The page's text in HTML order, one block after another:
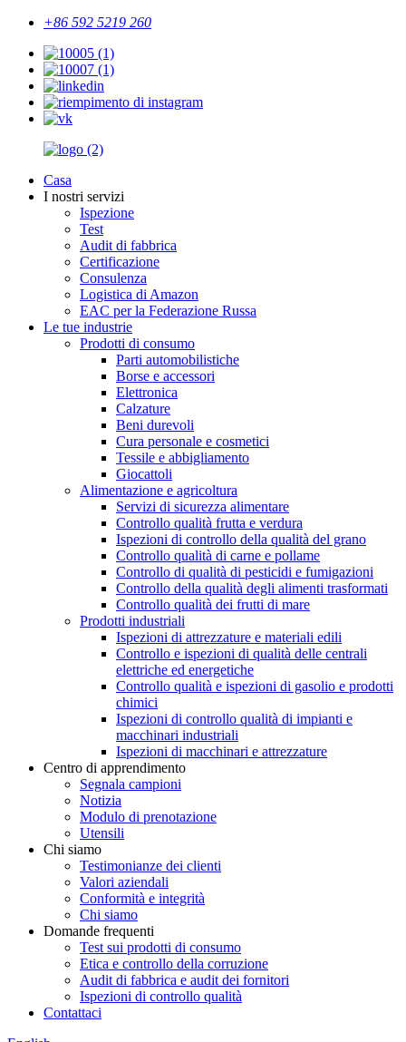
+86 592 5219 260
Casa
I nostri servizi
Ispezione
Test
Audit di fabbrica
Certificazione
Consulenza
Logistica di Amazon
EAC per la Federazione Russa
Le tue industrie
Prodotti di consumo
Parti automobilistiche
Borse e accessori
Elettronica
Calzature
Beni durevoli
Cura personale e cosmetici
Tessile e abbigliamento
Giocattoli
Alimentazione e agricoltura
Servizi di sicurezza alimentare
Controllo qualità frutta e verdura
Ispezioni di controllo della qualità del grano
Controllo qualità di carne e pollame
Controllo di qualità di pesticidi e fumigazioni
Controllo della qualità degli alimenti trasformati
Controllo qualità dei frutti di mare
Prodotti industriali
Ispezioni di attrezzature e materiali edili
Controllo e ispezioni di qualità delle centrali
elettriche ed energetiche
Controllo qualità e ispezioni di gasolio e prodotti
chimici
Ispezioni di controllo qualità di impianti e
macchinari industriali
Ispezioni di macchinari e attrezzature
Centro di apprendimento
Segnala campioni
Notizia
Modulo di prenotazione
Utensili
Chi siamo
Testimonianze dei clienti
Valori aziendali
Conformità e integrità
Chi siamo
Domande frequenti
Test sui prodotti di consumo
Etica e controllo della corruzione
Audit di fabbrica e audit dei fornitori
Ispezioni di controllo qualità
Contattaci